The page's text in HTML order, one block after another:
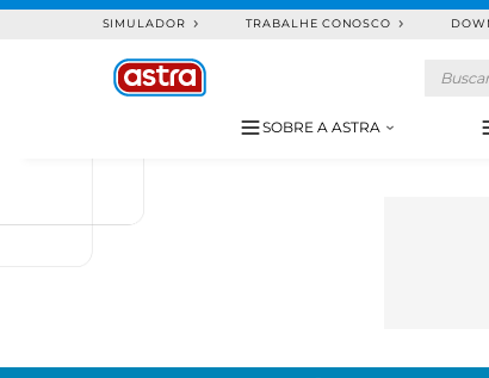
SIMULADOR TRABALHE CONOSCO
SOBRE A ASTRA